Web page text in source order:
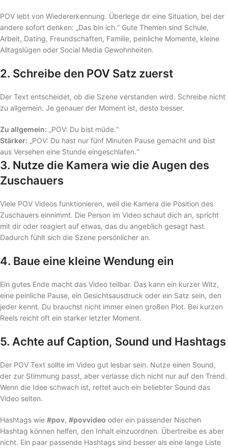
POV lebt von Wiedererkennung. Überlege dir eine Situation, bei der
andere sofort denken: „Das bin ich.“ Gute Themen sind Schule,
Arbeit, Dating, Freundschaften, Familie, peinliche Momente, kleine
Alltagslügen oder Social Media Gewohnheiten.
2. Schreibe den POV Satz zuerst
Der Text entscheidet, ob die Szene verstanden wird. Schreibe nicht
zu allgemein. Je genauer der Moment ist, desto besser.
Zu allgemein: „POV: Du bist müde.“
Stärker: „POV: Du hast nur fünf Minuten Pause gemacht und bist
aus Versehen eine Stunde eingeschlafen.“
3. Nutze die Kamera wie die Augen des
Zuschauers
Viele POV Videos funktionieren, weil die Kamera die Position des
Zuschauers einnimmt. Die Person im Video schaut dich an, spricht
mit dir oder reagiert auf etwas, das du angeblich gesagt hast.
Dadurch fühlt sich die Szene persönlicher an.
4. Baue eine kleine Wendung ein
Ein gutes Ende macht das Video teilbar. Das kann ein kurzer Witz,
eine peinliche Pause, ein Gesichtsausdruck oder ein Satz sein, den
jeder kennt. Du brauchst nicht immer einen großen Plot. Bei kurzen
Reels reicht oft ein starker letzter Moment.
5. Achte auf Caption, Sound und Hashtags
Der POV Text sollte im Video gut lesbar sein. Nutze einen Sound,
der zur Stimmung passt, aber verlasse dich nicht nur auf den Trend.
Wenn die Idee schwach ist, rettet auch ein beliebter Sound das
Video selten.
Hashtags wie #pov, #povvideo oder ein passender Nischen
Hashtag können helfen, den Inhalt einzuordnen. Übertreibe es aber
nicht. Ein paar passende Hashtags sind besser als eine lange Liste